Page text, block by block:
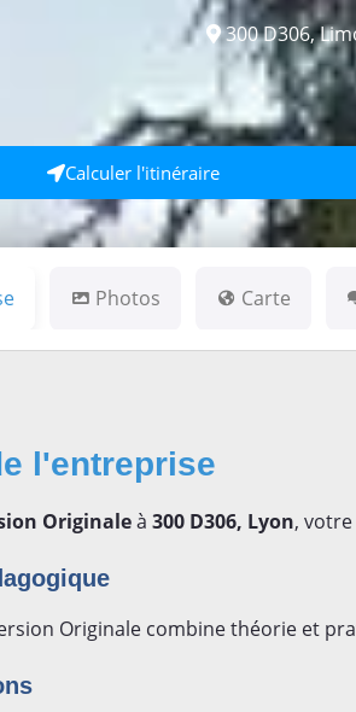
300 D306,
Calculer l'itinéraire
Photos Carte
l'entreprise
Originaleà 300 D306, Lyon,
Originale combine théorie et